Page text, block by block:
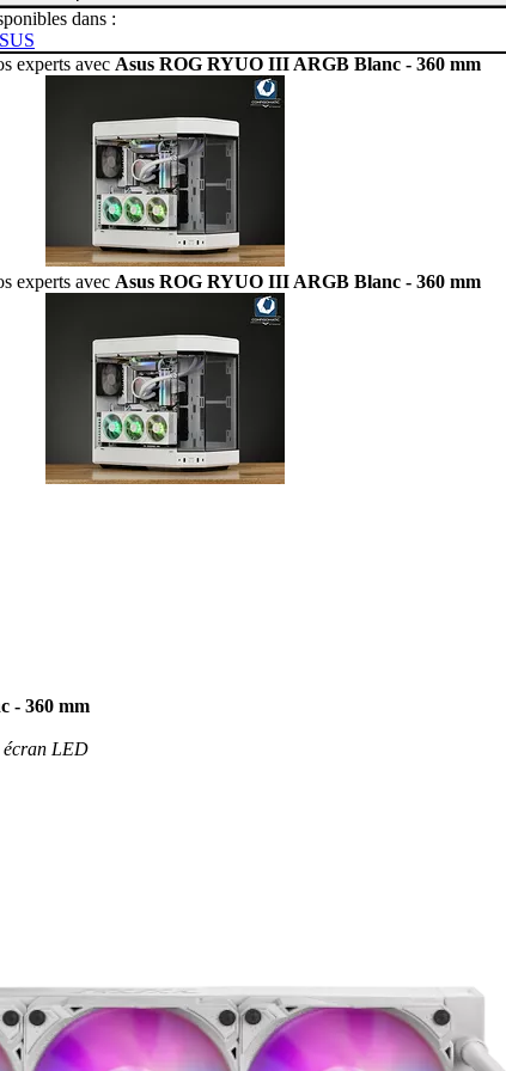
dans :
experts avec Asus ROG RYUO III ARGB Blanc - 360 mm
experts avec Asus ROG RYUO III ARGB Blanc - 360 mm
- 360 mm
écran LED